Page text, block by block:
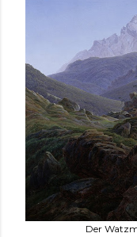
Der